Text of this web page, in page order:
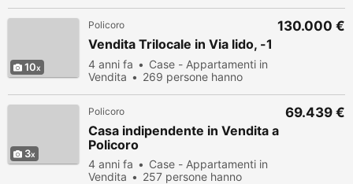
10
Policoro
Vendita Trilocale in Via lido, -1
4 anni fa
Case - Appartamenti in
Vendita
269 persone hanno
130.000 €
3
Policoro
Casa indipendente in Vendita a
Policoro
4 anni fa
Case - Appartamenti in
Vendita
257 persone hanno
69.439 €